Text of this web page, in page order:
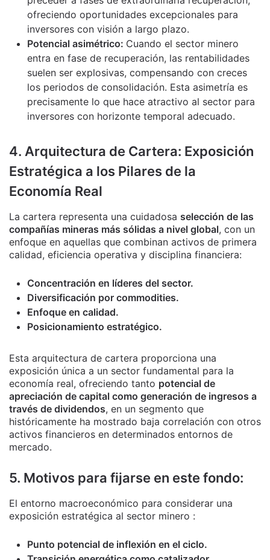
ofreciendo oportunidades excepcionales para
inversores con visión a largo plazo.
Potencial asimétrico: Cuando el sector minero
entra en fase de recuperación, las rentabilidades
suelen ser explosivas, compensando con creces
los periodos de consolidación. Esta asimetría es
precisamente lo que hace atractivo al sector para
inversores con horizonte temporal adecuado.
4. Arquitectura de Cartera: Exposición
Estratégica a los Pilares de la
Economía Real
La cartera representa una cuidadosa selección de las
compañías mineras más sólidas a nivel global, con un
enfoque en aquellas que combinan activos de primera
calidad, eficiencia operativa y disciplina financiera:
Concentración en líderes del sector.
Diversificación por commodities.
Enfoque en calidad.
Posicionamiento estratégico.
Esta arquitectura de cartera proporciona una
exposición única a un sector fundamental para la
economía real, ofreciendo tanto potencial de
apreciación de capital como generación de ingresos a
través de dividendos, en un segmento que
históricamente ha mostrado baja correlación con otros
activos financieros en determinados entornos de
mercado.
5. Motivos para fijarse en este fondo:
El entorno macroeconómico para considerar una
exposición estratégica al sector minero :
Punto potencial de inflexión en el ciclo.